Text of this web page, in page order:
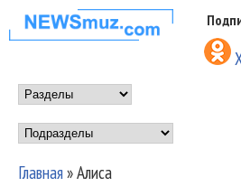
Перейти к
содержанию
НОВОСТИ
МУЗЫКИ И
ШОУ БИЗНЕСА
NEWSMUZ.COM
Main menu
Подразделы
Главная»Алиса